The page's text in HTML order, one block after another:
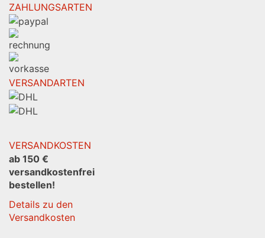
ZAHLUNGSARTEN
VERSANDARTEN
VERSANDKOSTEN
ab 150 €
versandkostenfrei
bestellen!
Details zu den
Versandkosten